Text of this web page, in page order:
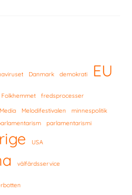
Danmark demokrati EU
Folkhemmet
fredsprocesser
Media Melodifestivalen
minnespolitik
parlamentarismi
USA
välfärdsservice